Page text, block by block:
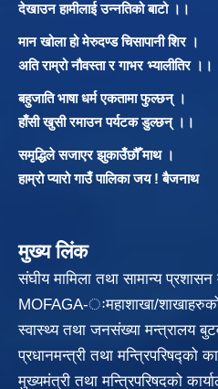
देखाउन हामीलाई उन्नतिको बाटो ।।
मान खोला हो मेरुदण्ड चिसापानी शिर ।
अति राम्रो नौवस्ता र गाभर भ्यालीतिर ।।
बहुजाति भाषा धर्म एकतामा फुल्छन् ।
हाँसी खुसी रमाउन पर्यटक डुल्छन् ।।
समृद्धिले सजाएर झुकाउँछौँ माथ ।
हाम्रो प्यारो गाउँ पालिका जय ! बैजनाथ
मुख्य लिंक
संघीय मामिला तथा सामान्य प्रशासन
MOFAGA-ःमहाशाखा/
स्वास्थ्य तथा जनसंख्या मन्त्रालय
प्रधानमन्त्री तथा मन्त्रिपरिषद्को
मुख्यमंत्री तथा मन्त्रिपरिषदको